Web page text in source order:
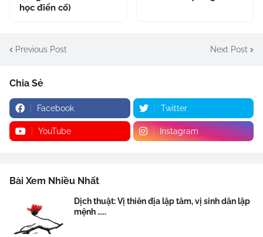
học điển cố)
Previous Post Next Post
Chia Sẻ
Facebook Twitter
YouTube Instagram
Bài Xem Nhiều Nhất
Dịch thuật: Vị thiên địa lập tâm, vị sinh dân lập
mệnh .....